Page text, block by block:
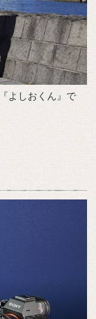
よしおくん』で